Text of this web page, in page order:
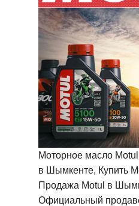
Моторное масло
в Шымкенте, Купить
Продажа Motul в
Официальный